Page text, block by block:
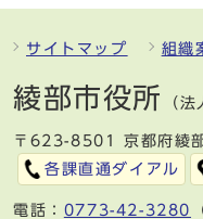
サイトマップ 組織
綾部市役所 （
〒623-8501 京都府綾
各課直通ダイアル
電話： 0773-42-3280